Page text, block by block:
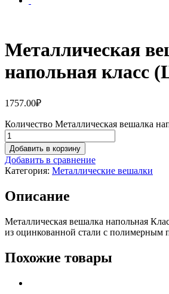
Металлическая
напольная класс
1757.00₽
Количество Металлическая вешалка
Добавить в корзину
Добавить в сравнение
Категория: Металлические вешалки
Описание
Металлическая вешалка напольная
из оцинкованной стали с полимерным
Похожие товары